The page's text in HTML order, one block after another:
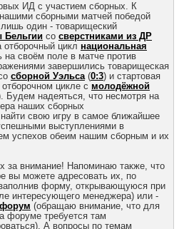
ИД с участием сборных. К
сборными матчей победой
один - товарищеский
со сверстниками из ДР
цикл национальная
на своём поле в матче против
завершились товарищеская
сборной Уэльса(0:3) и стартовая
цикле с молодёжной
Будем надеяться, что несмотря на
наших сборных
свою игру в самое ближайшее
выступлениями в
успехов обеим нашим сборным и их
за внимание! Напоминаю также, что
вы можете адресовать их, по
форму, открывающуюся при
интересующего менеджера) или -
(обращаю внимание, что для
форуме требуется там
. А вопросы по темам